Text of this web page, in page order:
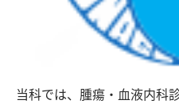
当科では、腫瘍・血液内科